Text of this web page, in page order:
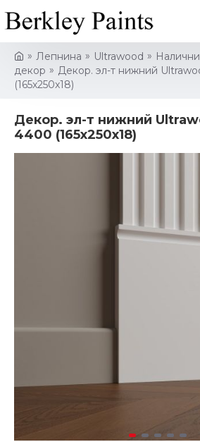
Лепнина Ultrawood
декор
Декор. эл-т нижний
(165x250x18)
Декор. эл-т нижний
4400 (165x250x18)